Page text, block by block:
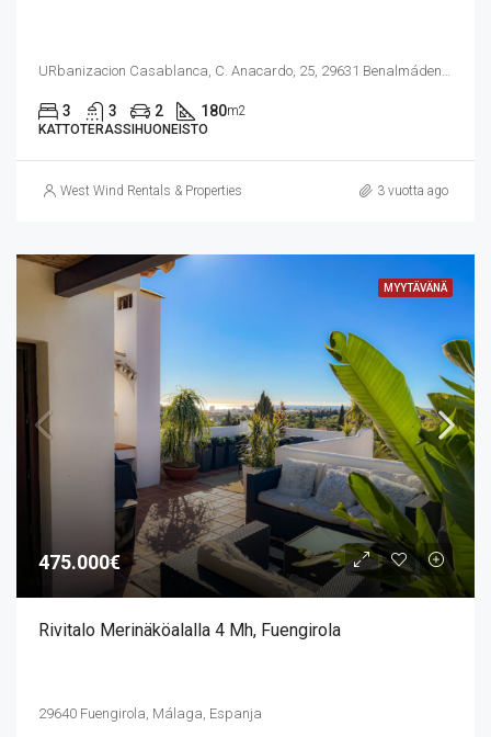
3 3 2 180m2
KATTOTERASSIHUONEISTO
West Wind Rentals & Properties 3 vuotta ago
MYYTÄVÄNÄ
475.000€
Rivitalo Merinäköalalla 4 Mh, Fuengirola
29640 Fuengirola, Málaga, Espanja